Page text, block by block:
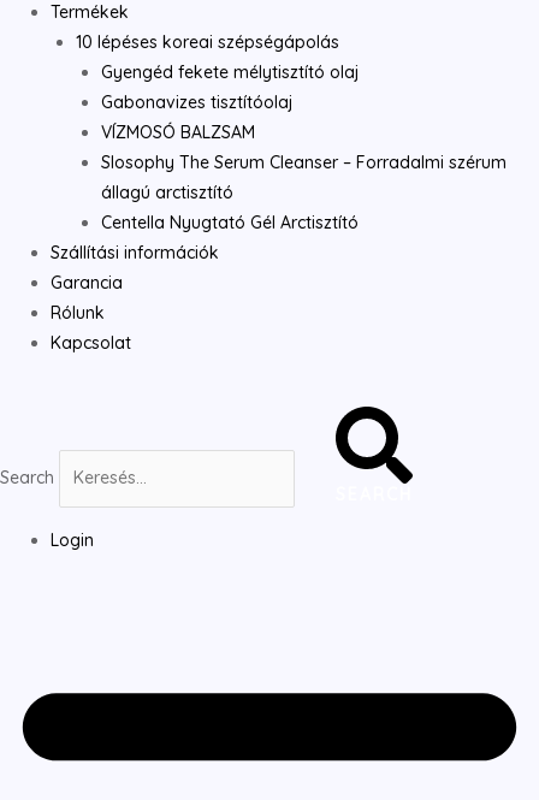
Termékek
10 lépéses koreai szépségápolás
Gyengéd fekete mélytisztító olaj
Gabonavizes tisztítóolaj
VÍZMOSÓ BALZSAM
Slosophy The Serum Cleanser – Forradalmi szérum
állagú arctisztító
Centella Nyugtató Gél Arctisztító
Szállítási információk
Garancia
Rólunk
Kapcsolat
Search
Login